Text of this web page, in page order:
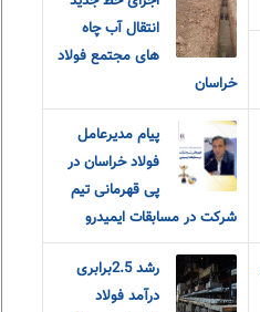
انتقال آب چاه
های مجتمع فولاد
خراسان
پیام مدیرعامل
فولاد خراسان در
پی قهرمانی تیم
شرکت در مسابقات ایمیدرو
رشد 2.5برابری
درآمد فولاد